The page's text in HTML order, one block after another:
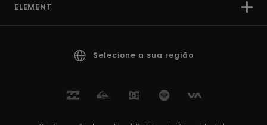
ELEMENT
Selecione a sua região